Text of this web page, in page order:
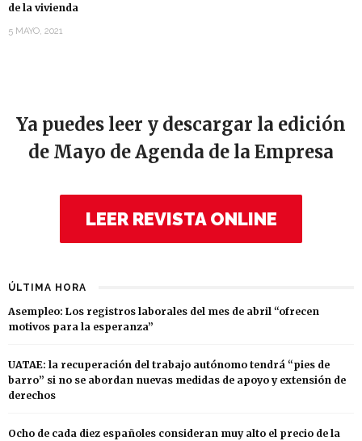
de la vivienda
5 MAYO, 2021
Ya puedes leer y descargar la edición
de Mayo de Agenda de la Empresa
LEER REVISTA ONLINE
ÚLTIMA HORA
Asempleo: Los registros laborales del mes de abril “ofrecen
motivos para la esperanza”
UATAE: la recuperación del trabajo autónomo tendrá “pies de
barro” si no se abordan nuevas medidas de apoyo y extensión de
derechos
Ocho de cada diez españoles consideran muy alto el precio de la